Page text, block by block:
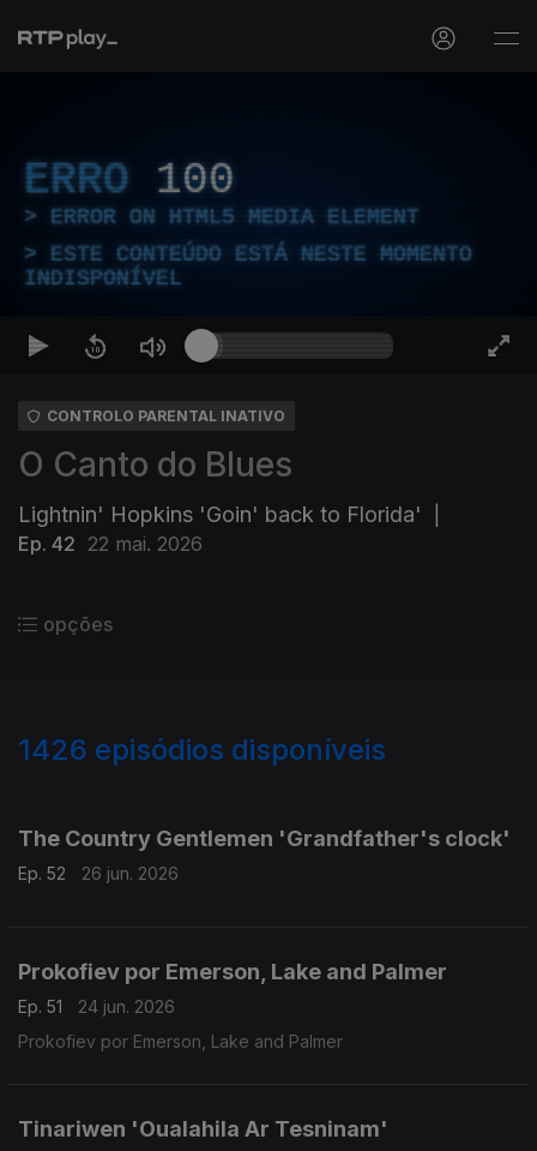
ERRO 100
ERROR ON HTML5 MEDIA ELEMENT
ESTE CONTEÚDO ESTÁ NESTE MOMENTO
INDISPONÍVEL
CONTROLO PARENTAL INATIVO
O Canto do Blues
Lightnin' Hopkins 'Goin' back to Florida'
Ep. 42 22 mai. 2026
opções
1426 episódios disponíveis
The Country Gentlemen 'Grandfather's clock'
Ep. 52 26 jun. 2026
Prokofiev por Emerson, Lake and Palmer
Ep. 51
24 jun. 2026
Prokofiev por Emerson, Lake and Palmer
Tinariwen 'Oualahila Ar Tesninam'